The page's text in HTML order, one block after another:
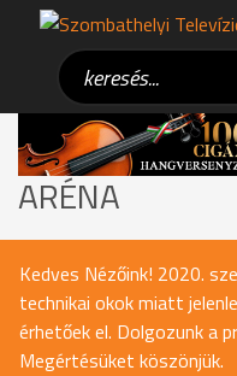
ARÉNA
Kedves Nézőink! 2020.
technikai okok miatt
érhetőek el. Dolgozunk a
Megértésüket köszönjük.